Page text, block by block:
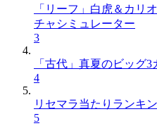
「リーフ」白虎＆カリ
チャシミュレーター
3
「古代」真夏のビッグ
4
リセマラ当たりランキ
5